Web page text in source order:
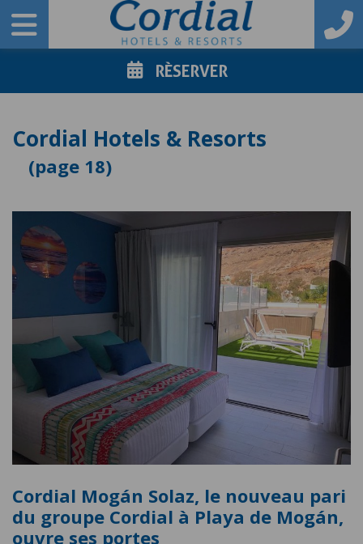
RÈSERVER
Cordial Hotels & Resorts
18
Cordial Mogán Solaz, le nouveau pari
du groupe Cordial à Playa de Mogán,
ouvre ses portes